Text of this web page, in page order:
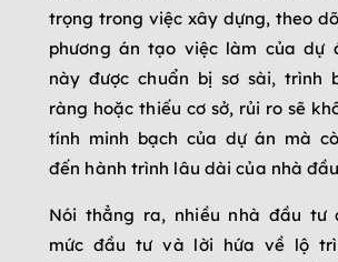
trọng trong việc xây dựng, theo
phương án tạo việc làm của dự
này được chuẩn bị sơ sài, trình
ràng hoặc thiếu cơ sở, rủi ro sẽ
tính minh bạch của dự án mà
đến hành trình lâu dài của nhà
Nói thẳng ra, nhiều nhà đầu tư
mức đầu tư và lời hứa về lộ